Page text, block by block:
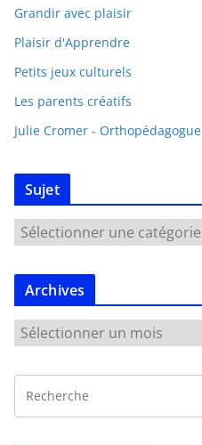
Grandir avec plaisir
Plaisir d'Apprendre
Petits jeux culturels
Les parents créatifs
Julie Cromer - Orthopédagogue
Sujet
Archives